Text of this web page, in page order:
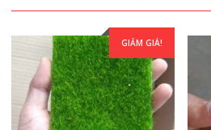
GIẢM GIÁ!